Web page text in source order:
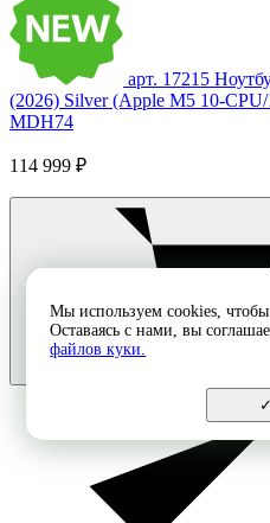
арт. 17215
(2026) Silver (Apple M5 10-
MDH74
114 999 ₽
Мы используем cookies, чтобы
Оставаясь с нами, вы
файлов куки.
✓